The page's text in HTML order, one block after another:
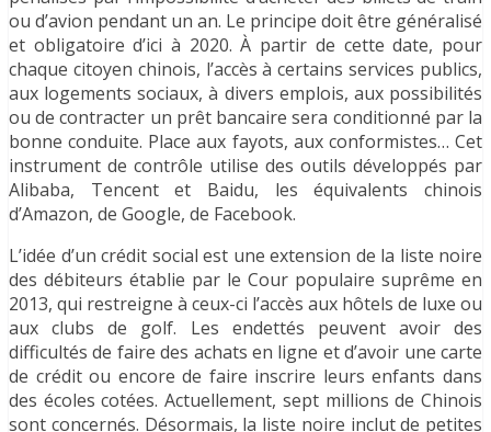
ou d’avion pendant un an. Le principe doit être généralisé
et obligatoire d’ici à 2020. À partir de cette date, pour
chaque citoyen chinois, l’accès à certains services publics,
aux logements sociaux, à divers emplois, aux possibilités
ou de contracter un prêt bancaire sera conditionné par la
bonne conduite. Place aux fayots, aux conformistes… Cet
instrument de contrôle utilise des outils développés par
Alibaba, Tencent et Baidu, les équivalents chinois
d’Amazon, de Google, de Facebook.
L’idée d’un crédit social est une extension de la liste noire
des débiteurs établie par le Cour populaire suprême en
2013, qui restreigne à ceux-ci l’accès aux hôtels de luxe ou
aux clubs de golf. Les endettés peuvent avoir des
difficultés de faire des achats en ligne et d’avoir une carte
de crédit ou encore de faire inscrire leurs enfants dans
des écoles cotées. Actuellement, sept millions de Chinois
sont concernés. Désormais, la liste noire inclut de petites